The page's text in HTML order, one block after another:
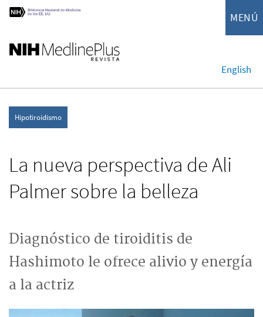
MENÚ
English
Hipotiroidismo
La nueva perspectiva de Ali
Palmer sobre la belleza
Diagnóstico de tiroiditis de
Hashimoto le ofrece alivio y energía
a la actriz